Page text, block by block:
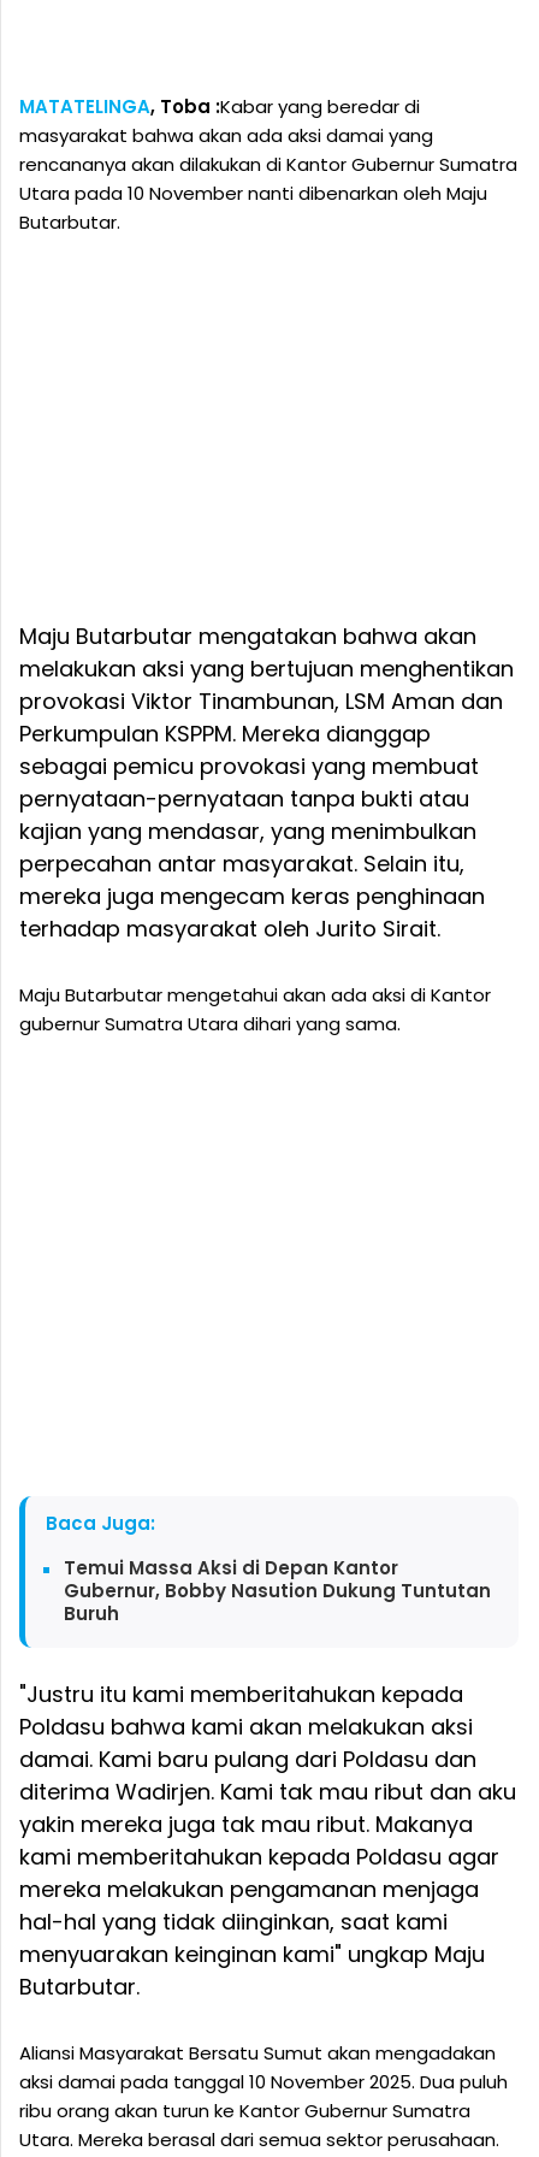
MATATELINGA, Toba :Kabar yang beredar di
masyarakat bahwa akan ada aksi damai yang
rencananya akan dilakukan di Kantor Gubernur Sumatra
Utara pada 10 November nanti dibenarkan oleh Maju
Butarbutar.
Maju Butarbutar mengatakan bahwa akan
melakukan aksi yang bertujuan menghentikan
provokasi Viktor Tinambunan, LSM Aman dan
Perkumpulan KSPPM. Mereka dianggap
sebagai pemicu provokasi yang membuat
pernyataan-pernyataan tanpa bukti atau
kajian yang mendasar, yang menimbulkan
perpecahan antar masyarakat. Selain itu,
mereka juga mengecam keras penghinaan
terhadap masyarakat oleh Jurito Sirait.
Maju Butarbutar mengetahui akan ada aksi di Kantor
gubernur Sumatra Utara dihari yang sama.
Baca Juga:
Temui Massa Aksi di Depan Kantor
Gubernur, Bobby Nasution Dukung Tuntutan
Buruh
"Justru itu kami memberitahukan kepada
Poldasu bahwa kami akan melakukan aksi
damai. Kami baru pulang dari Poldasu dan
diterima Wadirjen. Kami tak mau ribut dan aku
yakin mereka juga tak mau ribut. Makanya
kami memberitahukan kepada Poldasu agar
mereka melakukan pengamanan menjaga
hal-hal yang tidak diinginkan, saat kami
menyuarakan keinginan kami" ungkap Maju
Butarbutar.
Aliansi Masyarakat Bersatu Sumut akan mengadakan
aksi damai pada tanggal 10 November 2025. Dua puluh
ribu orang akan turun ke Kantor Gubernur Sumatra
Utara. Mereka berasal dari semua sektor perusahaan.